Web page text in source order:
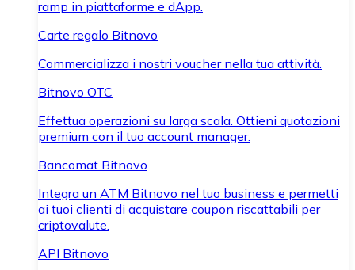
ramp in piattaforme e dApp.
Carte regalo Bitnovo
Commercializza i nostri voucher nella tua attività.
Bitnovo OTC
Effettua operazioni su larga scala. Ottieni quotazioni
premium con il tuo account manager.
Bancomat Bitnovo
Integra un ATM Bitnovo nel tuo business e permetti
ai tuoi clienti di acquistare coupon riscattabili per
criptovalute.
API Bitnovo